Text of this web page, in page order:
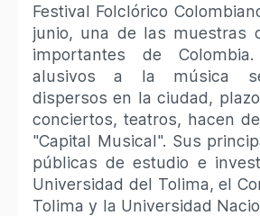
Festival Folclórico
junio, una de las muestras
importantes de Colombia.
alusivos a la música
dispersos en la ciudad,
conciertos, teatros, hacen
"Capital Musical". Sus
públicas de estudio e
Universidad del Tolima, el
Tolima y la Universidad